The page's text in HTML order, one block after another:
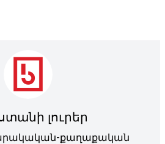
լուրեր
քաղաքական